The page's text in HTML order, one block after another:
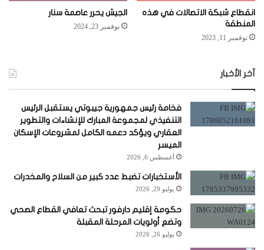
انقطاع شبكة الاتصالات في هذه
المنطقة
نوفمبر 11, 2023
الجيش يحرر عاصمة سنار
نوفمبر 23, 2024
آخر الأخبار
فخامة رئيس جمهورية جيبوتي يستقبل الرئيس
التنفيذي لمجموعة المبارك للإنشاءات والتطوير
العقاري ويؤكد دعمه الكامل لمشروعات الإسكان
الميسر
أغسطس 6, 2026
الأستخبارات تضبط عدد كبير من السلاح والمخدرات
يوليو 29, 2026
حكومة إقليم دارفور تبحث تعافي القطاع الصحي
وتضع أولويات المرحلة المقبلة
يوليو 26, 2026